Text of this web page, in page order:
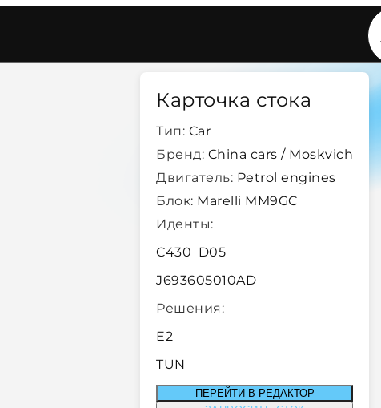
Карточка стока
Тип: Car
Бренд: China cars / Moskvich
Двигатель: Petrol engines
Блок: Marelli MM9GC
Иденты:
C430_D05
J693605010AD
Решения:
E2
TUN
ПЕРЕЙТИ В РЕДАКТОР